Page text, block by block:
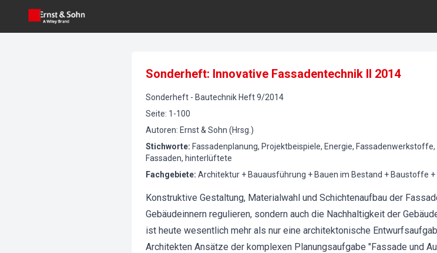
Sonderheft: Innovative Fassadentechnik II 2014
Sonderheft - Bautechnik Heft9/2014
Seite: 1-100
Autoren: Ernst & Sohn (Hrsg.)
Stichworte: Fassadenplanung, Projektbeispiele, Energie,
Fassaden, hinterlüftete
Fachgebiete: Architektur + Bauausführung + Bauen im Bestand + Baustoffe +
Konstruktive Gestaltung, Materialwahl und Schichtenaufbau der
Gebäudeinnern regulieren, sondern auch die Nachhaltigkeit der
ist heute wesentlich mehr als nur eine architektonische
Architekten Ansätze der komplexen Planungsaufgabe "Fassade und